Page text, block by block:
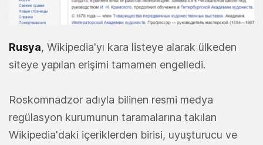
Rusya, Wikipedia'yı kara listeye alarak ülkeden
siteye yapılan erişimi tamamen engelledi.
Roskomnadzor adıyla bilinen resmi medya
regülasyon kurumunun taramalarına takılan
Wikipedia'daki içeriklerden birisi, uyuşturucu ve